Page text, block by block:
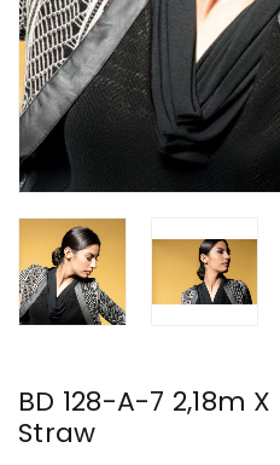
BD 128-A-7 2,18m
Straw